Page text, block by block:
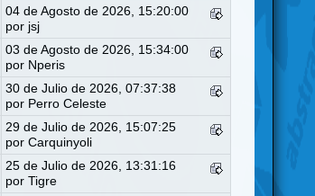
04 de Agosto de 2026, 15:20:00
por jsj
03 de Agosto de 2026, 15:34:00
por Nperis
30 de Julio de 2026, 07:37:38
por Perro Celeste
29 de Julio de 2026, 15:07:25
porCarquinyoli
25 de Julio de 2026, 13:31:16
porTigre